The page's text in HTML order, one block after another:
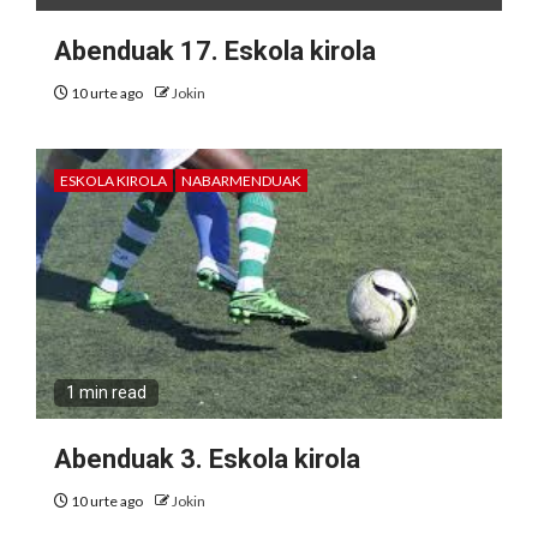
Abenduak 17. Eskola kirola
10 urte ago Jokin
ESKOLA KIROLA NABARMENDUAK
1 min read
Abenduak 3. Eskola kirola
10 urte ago Jokin